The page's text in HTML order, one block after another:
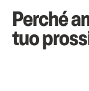
Perché
tuo